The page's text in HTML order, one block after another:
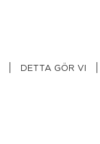
DETTA GÖR VI